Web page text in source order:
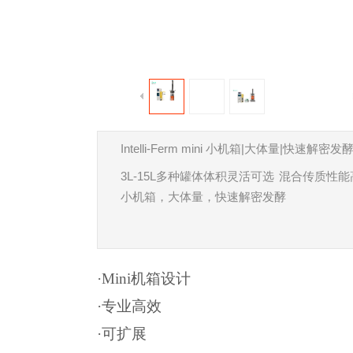
Intelli-Ferm mini 小机箱|大体量|快速解密发酵
3L-15L 多种罐体体积灵活可选 混合传质性能
小机箱，大体量，快速解密发酵
·Mini机箱设计
·专业高效
·可扩展